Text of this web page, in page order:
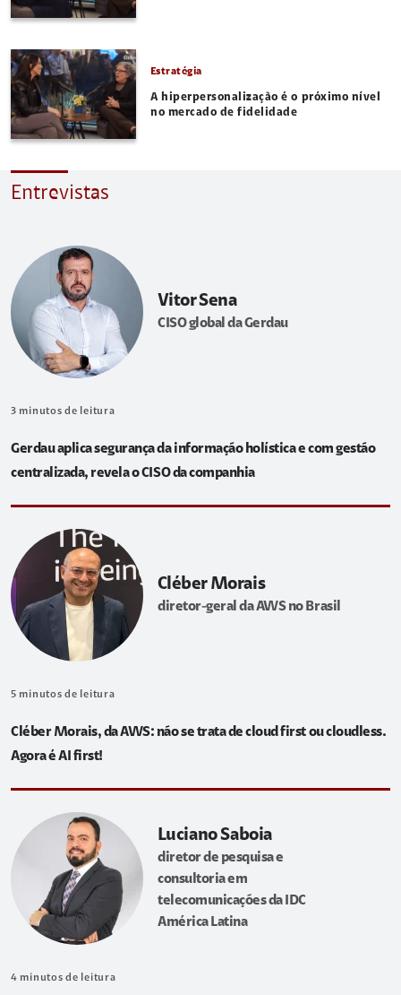
Estratégia
A hiperpersonalização é o próximo nível
no mercado de fidelidade
Entrevistas
Vitor Sena
CISO global da Gerdau
3 minutos de leitura
Gerdau aplica segurança da informação holística e com gestão
centralizada, revela o CISO da companhia
Cléber Morais
diretor-geral da AWS no Brasil
5 minutos de leitura
Cléber Morais, da AWS: não se trata de cloud first ou cloudless.
Agora é AI first!
Luciano Saboia
diretor de pesquisa e
consultoria em
telecomunicações da IDC
América Latina
4 minutos de leitura